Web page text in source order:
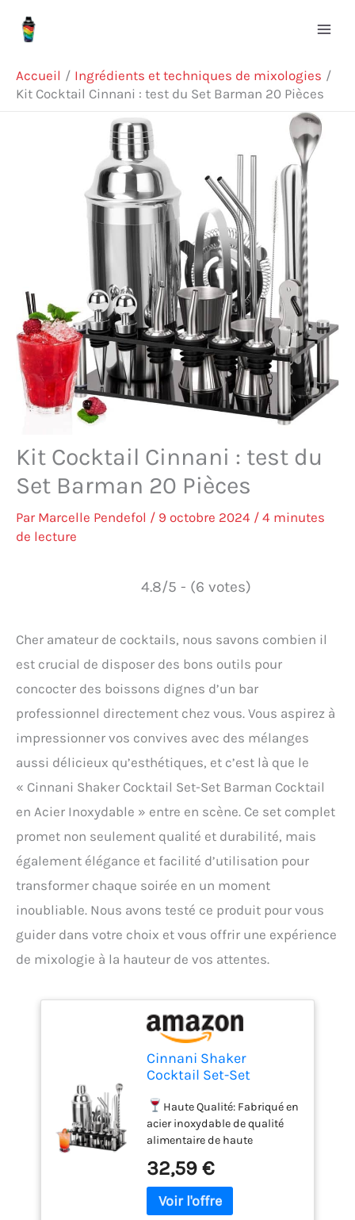
Accueil
Ingrédients et techniques de mixologies
Kit Cocktail Cinnani : test du Set Barman 20 Pièces
Kit Cocktail Cinnani : test du
Set Barman 20 Pièces
Par Marcelle Pendefol / 9 octobre 2024 / 4 minutes
de lecture
4.8/5 - (6 votes)
Cher amateur de cocktails, nous savons combien il
est crucial de disposer des bons outils pour
concocter des boissons dignes d’un bar
professionnel directement chez vous. Vous aspirez à
impressionner vos convives avec des mélanges
aussi délicieux qu’esthétiques, et c’est là que le
« Cinnani Shaker Cocktail Set-Set Barman Cocktail
en Acier Inoxydable » entre en scène. Ce set complet
promet non seulement qualité et durabilité, mais
également élégance et facilité d’utilisation pour
transformer chaque soirée en un moment
inoubliable. Nous avons testé ce produit pour vous
guider dans votre choix et vous offrir une expérience
de mixologie à la hauteur de vos attentes.
Cinnani Shaker
Cocktail Set-Set
Acier Inoxydable de 20
Pièces-Professionnel
avec Accessoires,
Support en acrylique-
Cocktail Kit Complet-
professionnel kit pour
barman
Haute Qualité: Fabriqué en
acier inoxydable de qualité
alimentaire de haute
professionnel est
étanche,antirouille, facile à
nettoyer et compatible au
32,59 €
Rechercher